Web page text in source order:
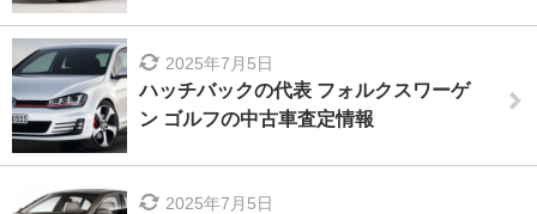
2025年7月5日
ハッチバックの代表 フォルクスワーゲ
ン ゴルフの中古車査定情報
2025年7月5日